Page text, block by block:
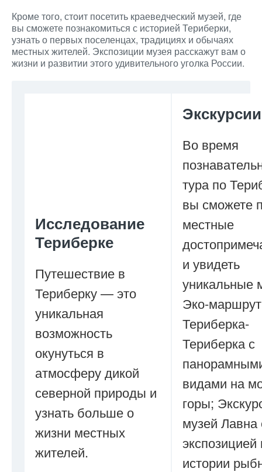
Кроме того, стоит посетить краеведческий музей, где
вы сможете познакомиться с историей Териберки,
узнать о первых поселенцах, традициях и обычаях
местных жителей. Экспозиции музея расскажут вам о
жизни и развитии этого удивительного уголка России.
Исследование
Териберке
Путешествие в
Териберку — это
уникальная
возможность
окунуться в
атмосферу дикой
северной природы и
узнать больше о
жизни местных
жителей.
Во время
тура по
вы сможете
местные
и увидеть
уникальные
Эко-маршрут
Териберка-
Териберка с
видами на
горы;
музей Лавна
экспозицией
истории